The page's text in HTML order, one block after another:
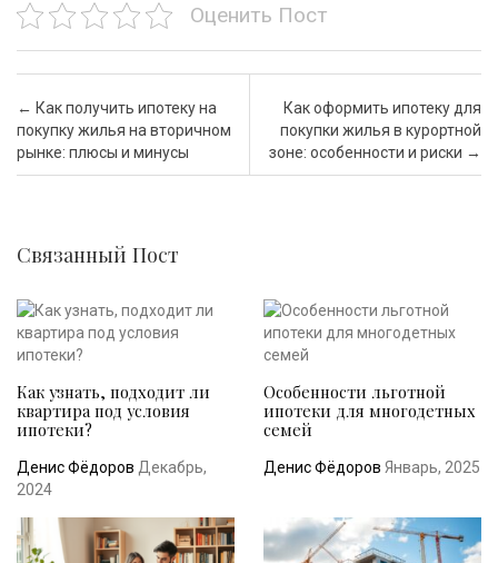
Оценить Пост
Почтовая навигация
← Как получить ипотеку на
покупку жилья на вторичном
рынке: плюсы и минусы
Как оформить ипотеку для
покупки жилья в курортной
зоне: особенности и риски →
Связанный Пост
Как узнать, подходит ли
квартира под условия
ипотеки?
Денис Фёдоров Декабрь,
2024
Особенности льготной
ипотеки для многодетных
семей
Денис Фёдоров Январь, 2025